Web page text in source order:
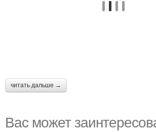
читать дальше →
Вас может